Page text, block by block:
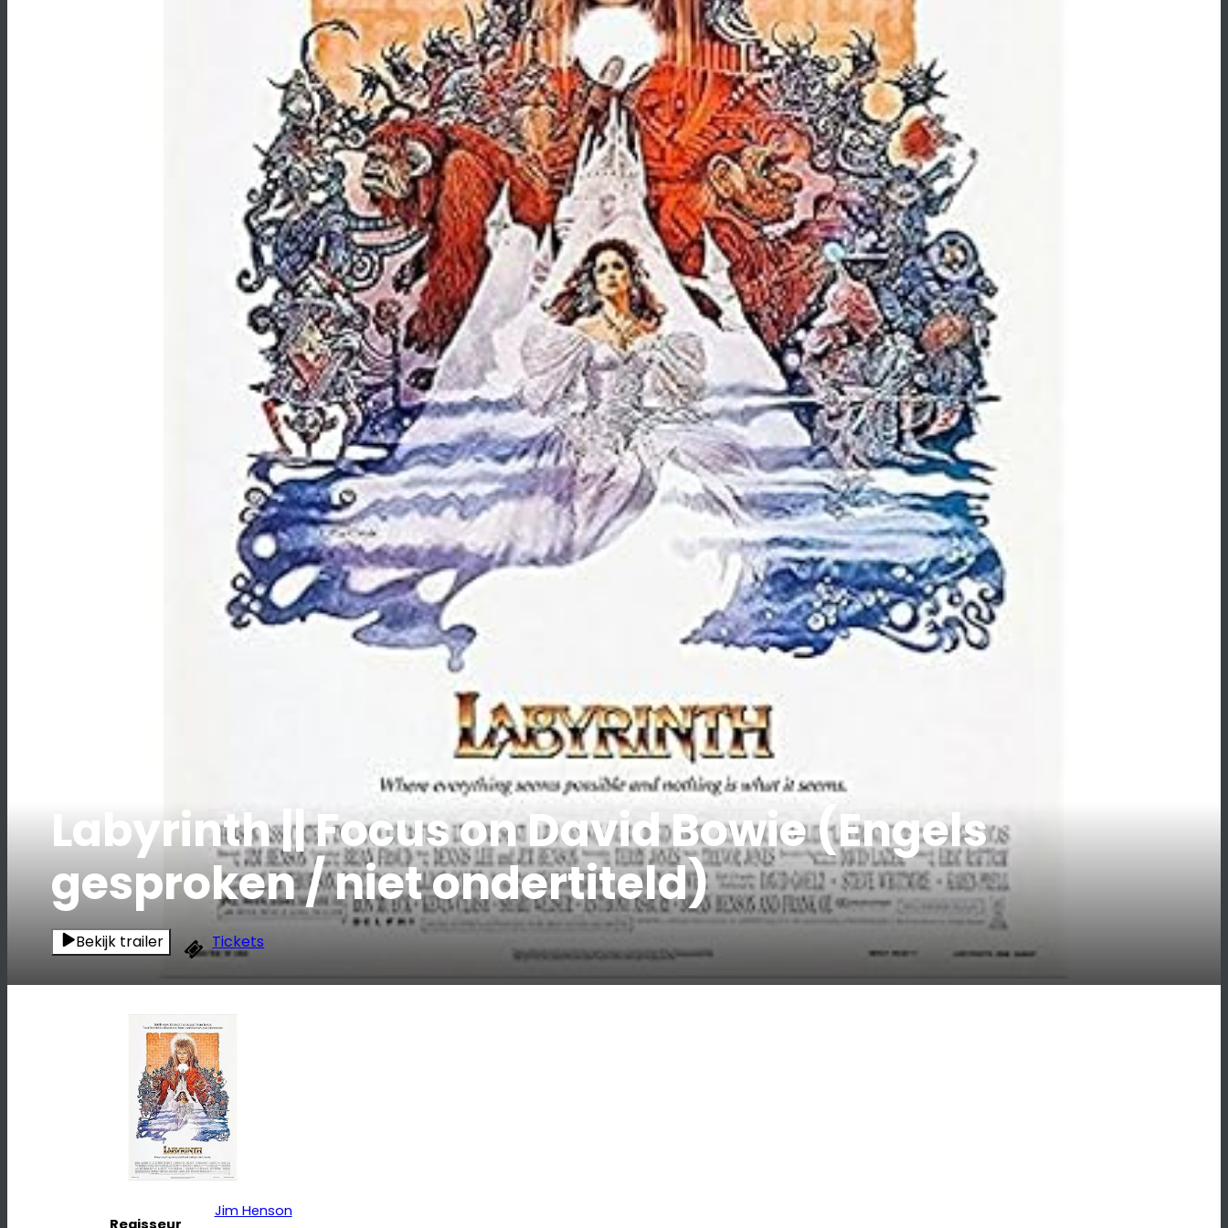
Labyrinth || Focus on David Bowie (Engels
gesproken / niet ondertiteld)
Bekijk trailer Tickets
Regisseur
Jim Henson